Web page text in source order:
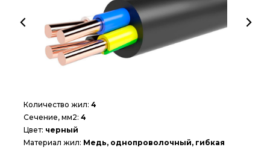
Количество жил: 4
Сечение, мм2: 4
Цвет: черный
Материал жил: Медь, однопроволочный, гибкая